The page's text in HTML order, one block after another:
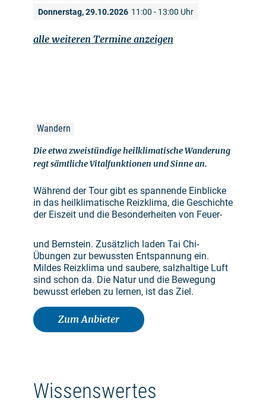
Donnerstag, 29.10.2026 11:00 - 13:00 Uhr
alle weiteren Termine anzeigen
Wandern
Die etwa zweistündige heilklimatische Wanderung
regt sämtliche Vitalfunktionen und Sinne an.
Während der Tour gibt es spannende Einblicke
in das heilklimatische Reizklima, die Geschichte
der Eiszeit und die Besonderheiten von Feuer-
und Bernstein. Zusätzlich laden Tai Chi-
Übungen zur bewussten Entspannung ein.
Mildes Reizklima und saubere, salzhaltige Luft
sind schon da. Die Natur und die Bewegung
bewusst erleben zu lernen, ist das Ziel.
Zum Anbieter
Wissenswertes